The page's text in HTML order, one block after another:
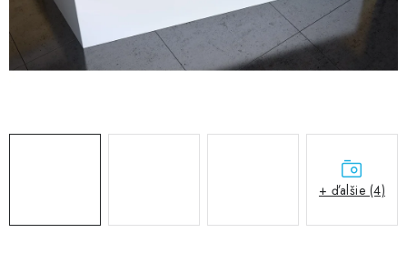
Reklamačný poriadok
Blog
Ochrana osobných údajov GDPR
Kontakty
+ ďalšie (4)